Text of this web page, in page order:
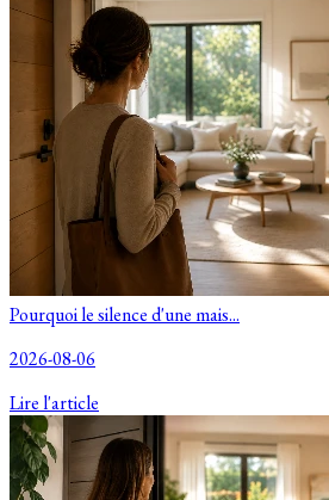
Pourquoi le silence d'une mais...
2026-08-06
Lire l'article